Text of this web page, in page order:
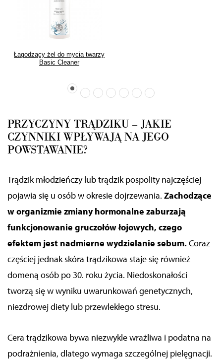
Łagodzący żel do mycia twarzy
Basic Cleaner
PRZYCZYNY TRĄDZIKU – JAKIE
CZYNNIKI WPŁYWAJĄ NA JEGO
POWSTAWANIE?
Trądzik młodzieńczy lubtrądzikpospolity najczęściej
pojawia się u osób w okresie dojrzewania. Zachodzące
w organizmie zmiany hormonalne zaburzają
funkcjonowanie gruczołów łojowych, czego
efektem jest nadmierne wydzielanie sebum. Coraz
częściej jednak skóra trądzikowa staje się również
domeną osób po 30. roku życia. Niedoskonałości
tworzą się w wyniku uwarunkowań genetycznych,
niezdrowej diety lub przewlekłego stresu.
Cera trądzikowa bywa niezwykle wrażliwa i podatna na
podrażnienia, dlatego wymaga szczególnej pielęgnacji.